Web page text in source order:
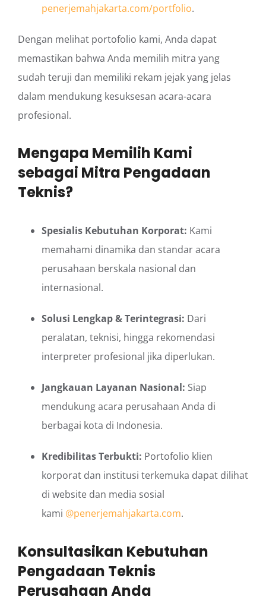
penerjemahjakarta.com/portfolio.
Dengan melihat portofolio kami, Anda dapat
memastikan bahwa Anda memilih mitra yang
sudah teruji dan memiliki rekam jejak yang jelas
dalam mendukung kesuksesan acara-acara
profesional.
Mengapa Memilih Kami
sebagai Mitra Pengadaan
Teknis?
Spesialis Kebutuhan Korporat: Kami
memahami dinamika dan standar acara
perusahaan berskala nasional dan
internasional.
Solusi Lengkap & Terintegrasi: Dari
peralatan, teknisi, hingga rekomendasi
interpreter profesional jika diperlukan.
Jangkauan Layanan Nasional: Siap
mendukung acara perusahaan Anda di
berbagai kota di Indonesia.
Kredibilitas Terbukti: Portofolio klien
korporat dan institusi terkemuka dapat dilihat
di website dan media sosial
kami @penerjemahjakarta.com.
Konsultasikan Kebutuhan
Pengadaan Teknis
Perusahaan Anda